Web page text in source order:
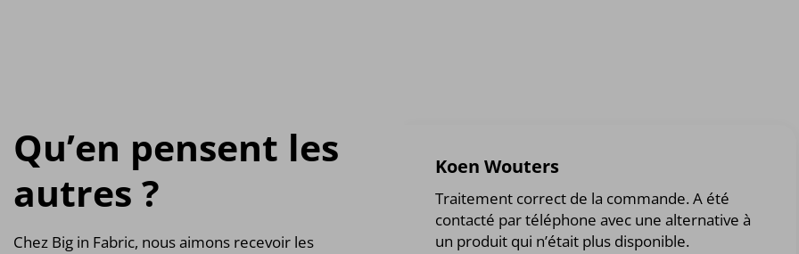
Qu’en pensent les
autres ?
Chez Big in Fabric, nous aimons recevoir les
Koen Wouters
Traitement correct de la commande. A été
contacté par téléphone avec une alternative à
un produit qui n’était plus disponible.